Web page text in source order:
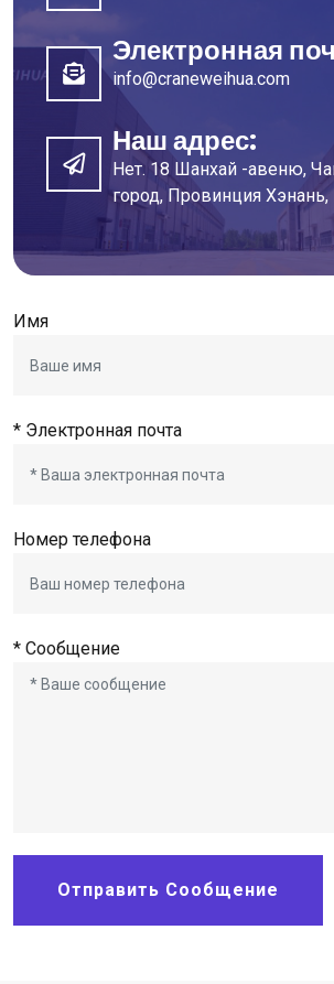
Электронная
info@craneweihua.com
Наш адрес:
Нет. 18 Шанхай -авеню,
город, Провинция Хэнань,
Имя
* Электронная почта
Номер телефона
* Сообщение
Отправить Сообщение